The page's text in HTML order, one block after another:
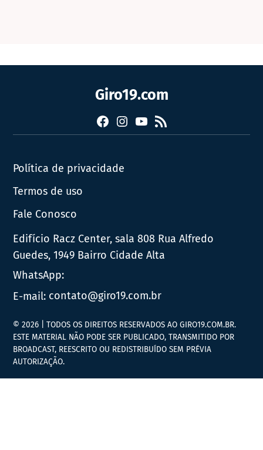
Giro19.com
FacebookInstagram
YouTube
RSS
Política de privacidade
Termos de uso
Fale Conosco
Edifício Racz Center, sala 808 Rua Alfredo
Guedes, 1949 Bairro Cidade Alta
WhatsApp:
E-mail: contato@giro19.com.br
© 2026 | TODOS OS DIREITOS RESERVADOS AO GIRO19.COM.BR.
ESTE MATERIAL NÃO PODE SER PUBLICADO, TRANSMITIDO POR
BROADCAST, REESCRITO OU REDISTRIBUÍDO SEM PRÉVIA
AUTORIZAÇÃO.